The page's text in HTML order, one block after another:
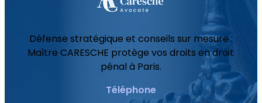
Défense stratégique et conseils sur mesure :
Maître CARESCHE protège vos droits en droit
pénal à Paris.
Téléphone